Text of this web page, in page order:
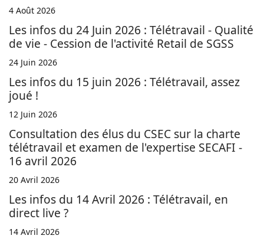
4 Août 2026
Les infos du 24 Juin 2026 : Télétravail - Qualité
de vie - Cession de l'activité Retail de SGSS
24 Juin 2026
Les infos du 15 juin 2026 : Télétravail, assez
joué !
12 Juin 2026
Consultation des élus du CSEC sur la charte
télétravail et examen de l'expertise SECAFI -
16 avril 2026
20 Avril 2026
Les infos du 14 Avril 2026 : Télétravail, en
direct live ?
14 Avril 2026